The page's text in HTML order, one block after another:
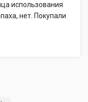
использования
нет. Покупали